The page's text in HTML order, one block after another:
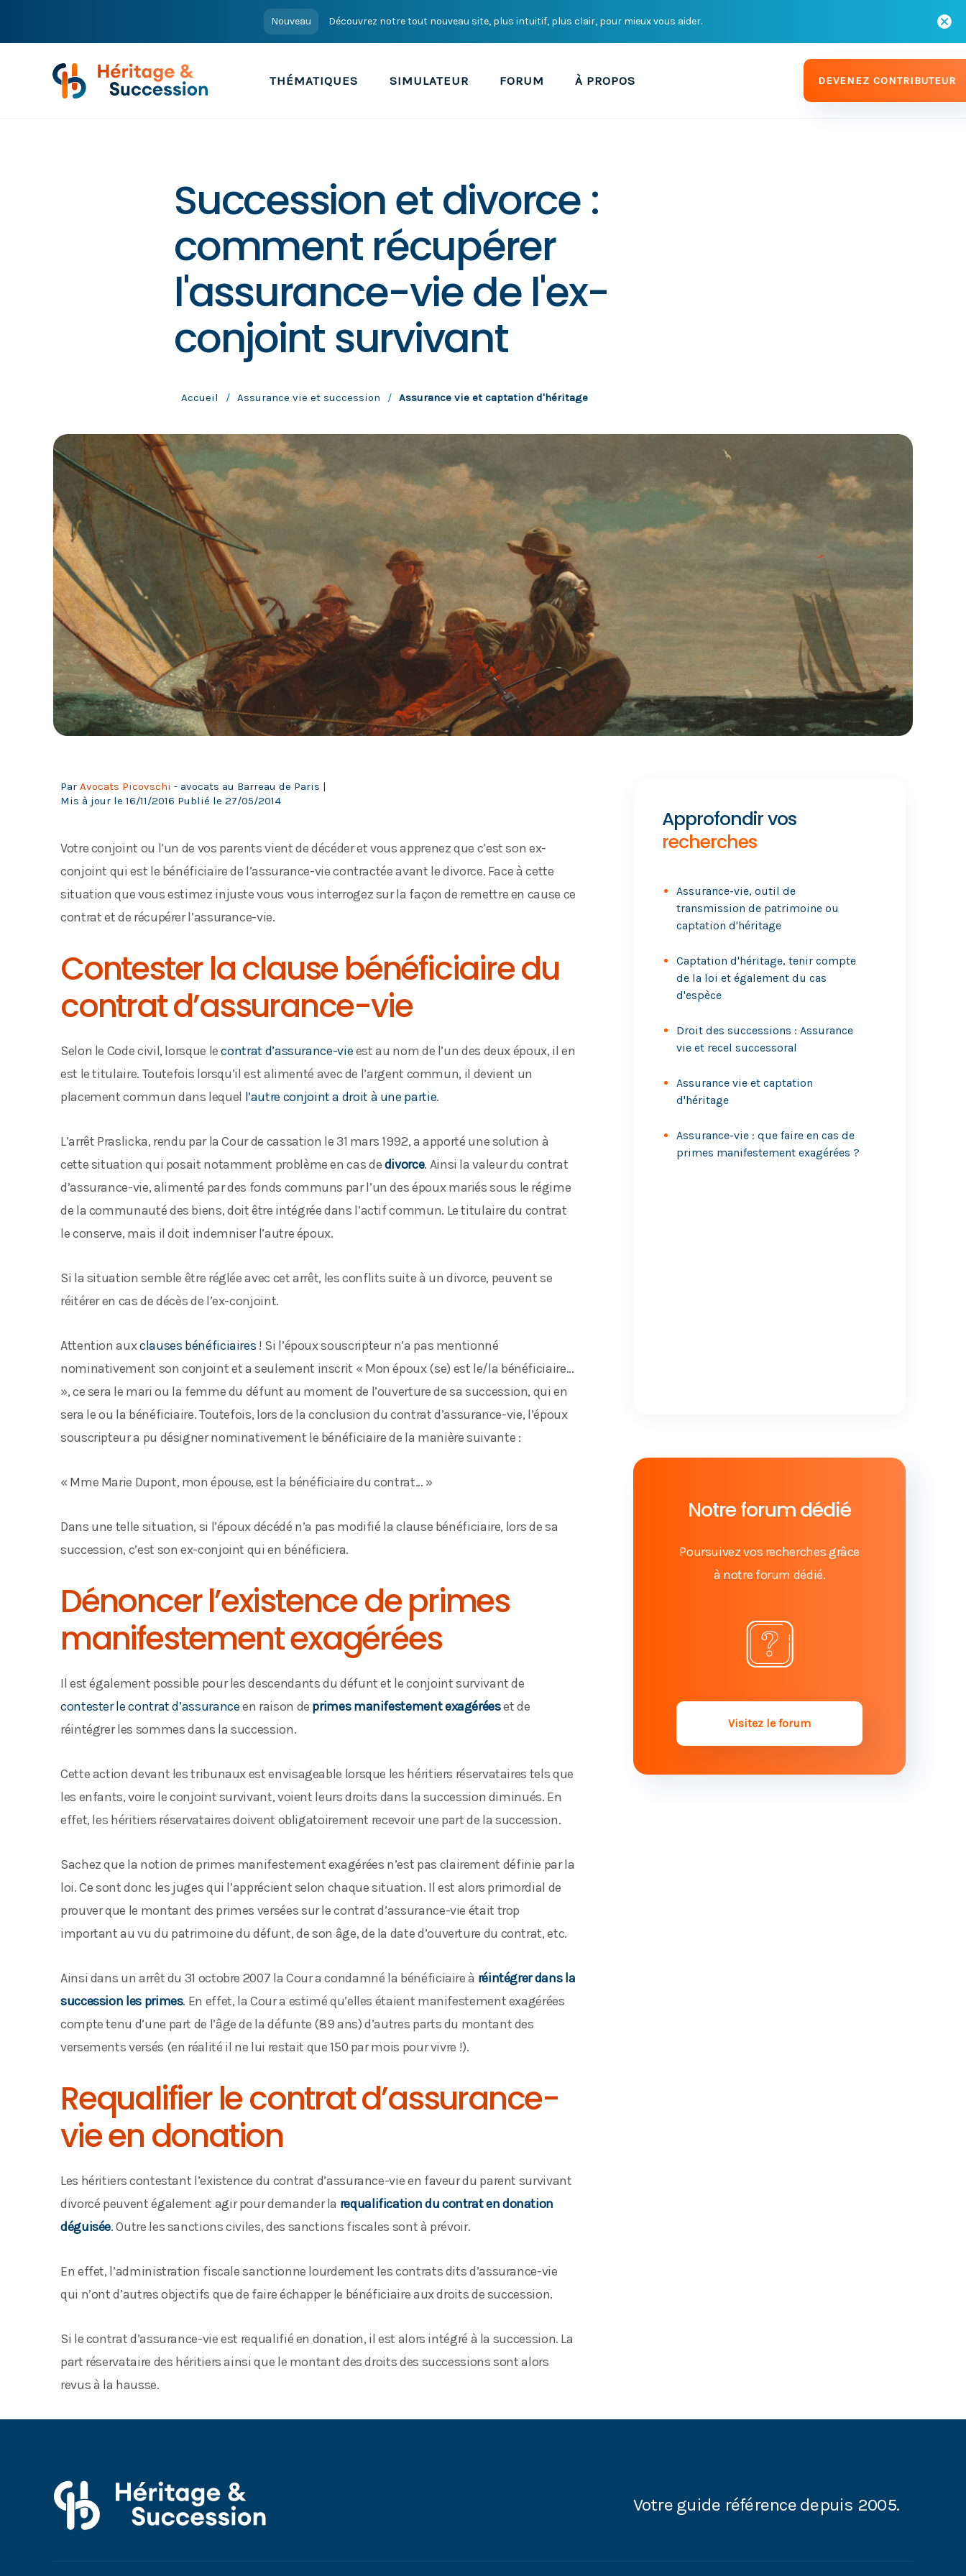
Nouveau Découvrez notre tout nouveau site, plus intuitif, plus clair, pour mieux vous aider.
THÉMATIQUES SIMULATEUR FORUM À PROPOS DEVENEZ CONTRIBUTEUR
Succession et divorce :
comment récupérer
l'assurance-vie de l'ex-
conjoint survivant
Accueil / Assurance vie et succession / Assurance vie et captation d'héritage
Par Avocats Picovschi - avocats au Barreau de Paris |
Mis à jour le 16/11/2016 Publié le 27/05/2014
Votre conjoint ou l’un de vos parents vient de décéder et vous apprenez que c’est son ex-
conjoint qui est le bénéficiaire de l’assurance-vie contractée avant le divorce. Face à cette
situation que vous estimez injuste vous vous interrogez sur la façon de remettre en cause ce
contrat et de récupérer l’assurance-vie.
Contester la clause bénéficiaire du
contrat d’assurance-vie
Selon le Code civil, lorsque lecontrat d’assurance-vieest au nom de l’un des deux époux, il en
est le titulaire. Toutefois lorsqu’il est alimenté avec de l’argent commun, il devient un
placement commun dans lequel l’autre conjoint a droit à une partie.
L’arrêt Praslicka, rendu par la Cour de cassation le 31 mars 1992, a apporté une solution à
cette situation qui posait notamment problème en cas dedivorce. Ainsi la valeur du contrat
d’assurance-vie, alimenté par des fonds communs par l’un des époux mariés sous le régime
de la communauté des biens, doit être intégrée dans l’actif commun. Le titulaire du contrat
le conserve, mais il doit indemniser l’autre époux.
Si la situation semble être réglée avec cet arrêt, les conflits suite à un divorce, peuvent se
réitérer en cas de décès de l’ex-conjoint.
Attention auxclauses bénéficiaires ! Si l’époux souscripteur n’a pas mentionné
nominativement son conjoint et a seulement inscrit « Mon époux (se) est le/la bénéficiaire…
», ce sera le mari ou la femme du défunt au moment de l’ouverture de sa succession, qui en
sera le ou la bénéficiaire. Toutefois, lors de la conclusion du contrat d’assurance-vie, l’époux
souscripteur a pu désigner nominativement le bénéficiaire de la manière suivante :
« Mme Marie Dupont, mon épouse, est la bénéficiaire du contrat… »
Dans une telle situation, si l’époux décédé n’a pas modifié la clause bénéficiaire, lors de sa
succession, c’est son ex-conjoint qui en bénéficiera.
Dénoncer l’existence de primes
manifestement exagérées
Il est également possible pour les descendants du défunt et le conjoint survivant de
contester le contrat d’assuranceen raison de primes manifestement exagéréeset de
réintégrer les sommes dans la succession.
Cette action devant les tribunaux est envisageable lorsque les héritiers réservataires tels que
les enfants, voire le conjoint survivant, voient leurs droits dans la succession diminués. En
effet, les héritiers réservataires doivent obligatoirement recevoir une part de la succession.
Sachez que la notion de primes manifestement exagérées n’est pas clairement définie par la
loi. Ce sont donc les juges qui l’apprécient selon chaque situation. Il est alors primordial de
prouver que le montant des primes versées sur le contrat d’assurance-vie était trop
important au vu du patrimoine du défunt, de son âge, de la date d’ouverture du contrat, etc.
Ainsi dans un arrêt du 31 octobre 2007 la Cour a condamné la bénéficiaire à réintégrer dans la
succession les primes. En effet, la Cour a estimé qu’elles étaient manifestement exagérées
compte tenu d’une part de l’âge de la défunte (89 ans) d’autres parts du montant des
versements versés (en réalité il ne lui restait que 150 par mois pour vivre !).
Requalifier le contrat d’assurance-
vie en donation
Les héritiers contestant l’existence du contrat d’assurance-vie en faveur du parent survivant
divorcé peuvent également agir pour demander la requalification du contrat en donation
déguisée. Outre les sanctions civiles, des sanctions fiscales sont à prévoir.
En effet, l’administration fiscale sanctionne lourdement les contrats dits d’assurance-vie
qui n’ont d’autres objectifs que de faire échapper le bénéficiaire aux droits de succession.
Si le contrat d’assurance-vie est requalifié en donation, il est alors intégré à la succession. La
part réservataire des héritiers ainsi que le montant des droits des successions sont alors
revus à la hausse.
Approfondir vos
recherches
Assurance-vie, outil de
transmission de patrimoine ou
captation d'héritage
Captation d'héritage, tenir compte
de la loi et également du cas
d'espèce
Droit des successions : Assurance
vie et recel successoral
Assurance vie et captation
d'héritage
Assurance-vie : que faire en cas de
primes manifestement exagérées ?
Notre forum dédié
Poursuivez vos recherches grâce
à notre forum dédié.
Visitez le forum
Votre guide référence depuis 2005.